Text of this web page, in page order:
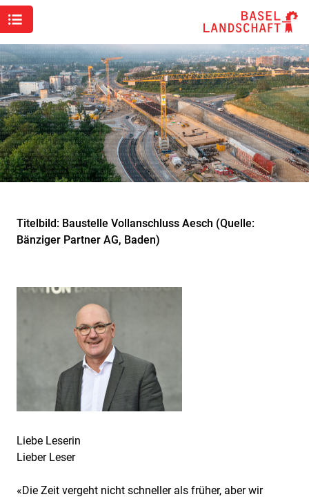
Titelbild: Baustelle Vollanschluss Aesch (Quelle:
Bänziger Partner AG, Baden)
Liebe Leserin
Lieber Leser
«Die Zeit vergeht nicht schneller als früher, aber wir